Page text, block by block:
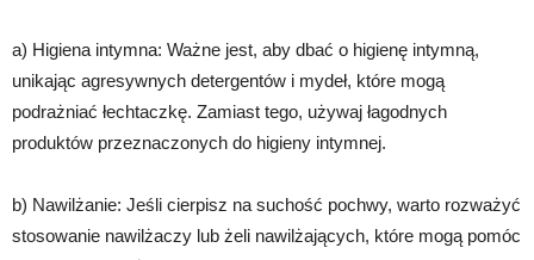
a) Higiena intymna: Ważne jest, aby dbać o higienę intymną,
unikając agresywnych detergentów i mydeł, które mogą
podrażniać łechtaczkę. Zamiast tego, używaj łagodnych
produktów przeznaczonych do higieny intymnej.
b) Nawilżanie: Jeśli cierpisz na suchość pochwy, warto rozważyć
stosowanie nawilżaczy lub żeli nawilżających, które mogą pomóc